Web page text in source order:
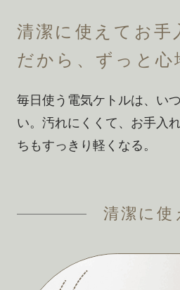
清潔に使えてお手
だから、ずっと心
毎日使う電気ケトルは、い
い。 汚れにくくて、お手入
ちもすっきり軽くなる。
清潔に使